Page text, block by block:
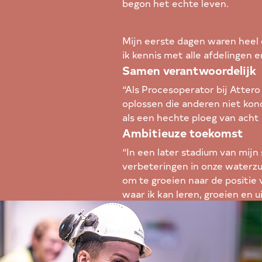
begon het echte leven.
Mijn eerste dagen waren
ik kennis met alle afdelingen
werkplaatsen. Ik waardeer
Samen verantwoordelijk
“Als Procesoperator bij
oplossen die anderen niet
als een hechte ploeg van
en plagende opmerkingen,
Ambitieuze toekomst
“In een later stadium van
verbeteringen in onze
om te groeien naar de
waar ik kan leren, groeien en